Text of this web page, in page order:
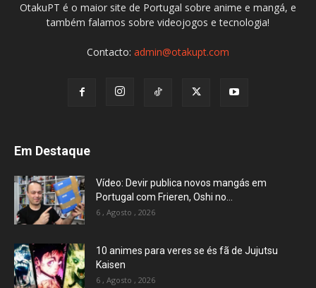
OtakuPT é o maior site de Portugal sobre anime e mangá, e
também falamos sobre videojogos e tecnologia!
Contacto: admin@otakupt.com
Em Destaque
Vídeo: Devir publica novos mangás em
Portugal com Frieren, Oshi no...
6 , Agosto , 2026
10 animes para veres se és fã de Jujutsu
Kaisen
6 , Agosto , 2026